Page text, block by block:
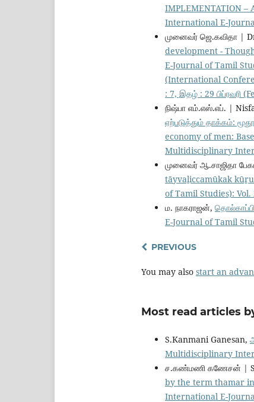
IMPLEMENTATION –
International E-
முனைவர் ஜெ.கவிதா |
development -
E-Journal of Tamil
(International
: 7, இதழ் : 29 பிப்ரவரி
நிஷ்பா எம்.எஸ்.எப். |
ஏற்படுத்தும் தாக்கம்:
economy of men:
Multidisciplinary
முனைவர் ஆ.சாஜிதா
tāyvaḻiccamūkak
of Tamil Studies):
ம. நாகராஜன்,
E-Journal of Tamil
PREVIOUS
You may also start an
Most read articles
S.Kanmani Ganesan,
Multidisciplinary
ச.கண்மணி கணேசன் |
by the term thamar
International E-